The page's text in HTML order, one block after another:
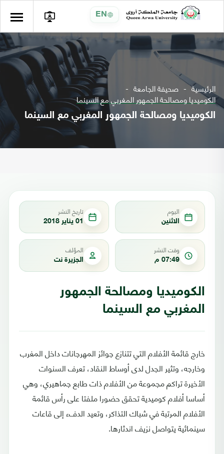
EN
الرئيسية صحيفة الجامعة
الكوميديا ومصالحة الجمهور المغربي مع السينما
الكوميديا ومصالحة الجمهور المغربي مع السينما
اليوم
الاثنين
تاريخ النشر
01 يناير 2018
وقت النشر
07:49 م
المؤلف
الجزيرة نت
الكوميديا ومصالحة الجمهور
المغربي مع السينما
خارج قائمة الأفلام التي تتنازع جوائز المهرجانات داخل المغرب
وخارجه، وتثير الجدل لدى أوساط النقاد، تعرف السنوات
الأخيرة تراكم مجموعة من الأفلام ذات طابع جماهيري، وهي
أساسا أفلام كوميدية تحقق حضورا ملفتا على رأس قائمة
الأفلام المرتبة في شباك التذاكر، وتعيد الدفء إلى قاعات
سينمائية يتواصل نزيف اندثارها.